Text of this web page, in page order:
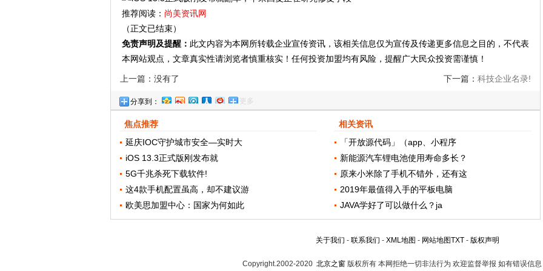
推荐阅读： 尚美资讯网
（正文已结束）
免责声明及提醒： 此文内容为本网所转载企业宣传资讯，该相关信息仅为宣传及传递更多信息之目的，不代表
本网站观点，文章真实性请浏览者慎重核实！任何投资加盟均有风险，提醒广大民众投资需谨慎！
上一篇：没有了 下一篇： 科技企业名录!
分享到： 更多
焦点推荐
延庆IOC守护城市安全—实时大
iOS 13.3正式版刚发布就
5G千兆杀死下载软件!
这4款手机配置虽高，却不建议游
欧美思加盟中心：国家为何如此
相关资讯
「开放源代码」（app、小程序
新能源汽车锂电池使用寿命多长？
原来小米除了手机不错外，还有这
2019年最值得入手的平板电脑
JAVA学好了可以做什么？ja
关于我们 - 联系我们 - XML地图 - 网站地图TXT- 版权声明
Copyright.2002-2020 北京之窗版权所有 本网拒绝一切非法行为 欢迎监督举报 如有错误信